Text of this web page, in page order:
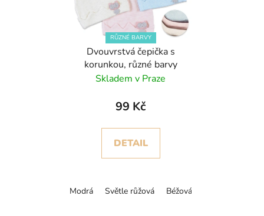
RŮZNÉ BARVY
Dvouvrstvá čepička s
korunkou, různé barvy
Skladem v Praze
99 Kč
DETAIL
Modrá Světle růžová Béžová